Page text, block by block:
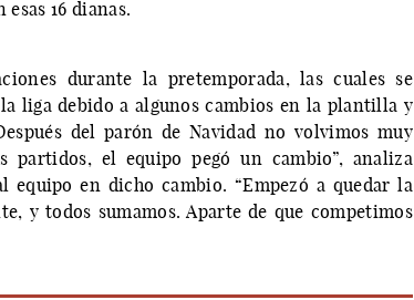
16 dianas.
durante la pretemporada, las cuales se
liga debido a algunos cambios en la plantilla y
del parón de Navidad no volvimos muy
el equipo pegó un cambio”, analiza
equipo en dicho cambio. “Empezó a quedar la
y todos sumamos. Aparte de que competimos